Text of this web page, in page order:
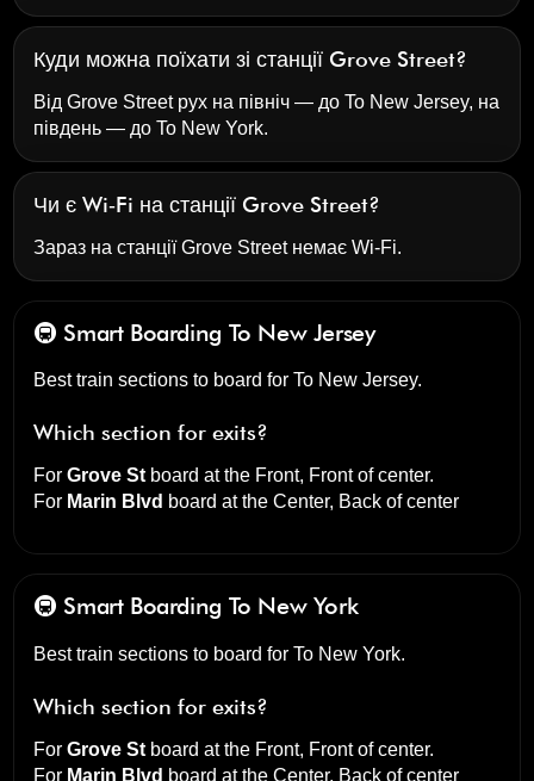
Куди можна поїхати зі станції Grove Street?
Від Grove Street рух на північ — до To New Jersey, на
південь — до To New York.
Чи є Wi‑Fi на станції Grove Street?
Зараз на станції Grove Street немає Wi‑Fi.
🚇 Smart Boarding To New Jersey
Best train sections to board for To New Jersey.
Which section for exits?
ForGrove Stboard at the Front, Front of center.
For Marin Blvd board at theCenter, Back of center
🚇 Smart Boarding To New York
Best train sections to board for To New York.
Which section for exits?
ForGrove St board at the Front, Front of center.
For Marin Blvd board at theCenter, Back of center